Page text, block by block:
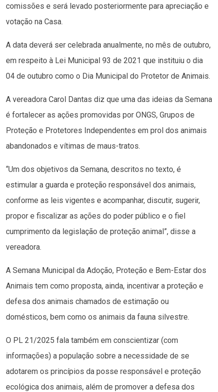
comissões e será levado posteriormente para apreciação e
votação na Casa.
A data deverá ser celebrada anualmente, no mês de outubro,
em respeito à Lei Municipal 93 de 2021 que instituiu o dia
04 de outubro como o Dia Municipal do Protetor de Animais.
A vereadora Carol Dantas diz que uma das ideias da Semana
é fortalecer as ações promovidas por ONGS, Grupos de
Proteção e Protetores Independentes em prol dos animais
abandonados e vítimas de maus-tratos.
“Um dos objetivos da Semana, descritos no texto, é
estimular a guarda e proteção responsável dos animais,
conforme as leis vigentes e acompanhar, discutir, sugerir,
propor e fiscalizar as ações do poder público e o fiel
cumprimento da legislação de proteção animal”, disse a
vereadora.
A Semana Municipal da Adoção, Proteção e Bem-Estar dos
Animais tem como proposta, ainda, incentivar a proteção e
defesa dos animais chamados de estimação ou
domésticos, bem como os animais da fauna silvestre.
O PL 21/2025 fala também em conscientizar (com
informações) a população sobre a necessidade de se
adotarem os princípios da posse responsável e proteção
ecológica dos animais, além de promover a defesa dos